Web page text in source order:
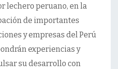
lechero peruano, en la
de importantes
y empresas del Perú
experiencias y
su desarrollo con